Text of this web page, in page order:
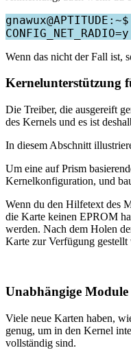
Wenn das nicht der Fall ist,
Kernelunterstützung
Die Treiber, die ausgereift
des Kernels und es ist
In diesem Abschnitt
Um eine auf Prism
Kernelkonfiguration, und
Wenn du den Hilfetext des
die Karte keinen EPROM
werden. Nach dem Holen
Karte zur Verfügung gestellt
Unabhängige
Viele neue Karten haben,
genug, um in den Kernel
vollständig sind.